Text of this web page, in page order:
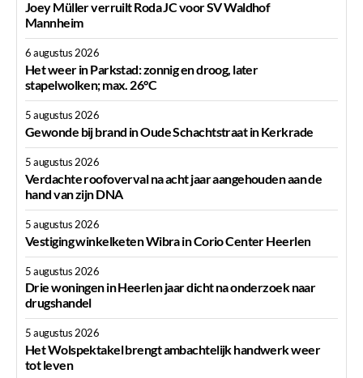
Joey Müller verruilt Roda JC voor SV Waldhof
Mannheim
6 augustus 2026
Het weer in Parkstad: zonnig en droog, later
stapelwolken; max. 26°C
5 augustus 2026
Gewonde bij brand in Oude Schachtstraat in Kerkrade
5 augustus 2026
Verdachte roofoverval na acht jaar aangehouden aan de
hand van zijn DNA
5 augustus 2026
Vestiging winkelketen Wibra in Corio Center Heerlen
5 augustus 2026
Drie woningen in Heerlen jaar dicht na onderzoek naar
drugshandel
5 augustus 2026
Het Wolspektakel brengt ambachtelijk handwerk weer
tot leven